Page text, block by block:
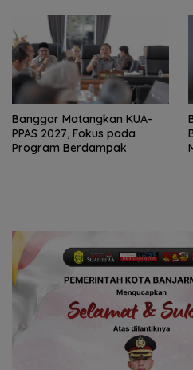
‎Banggar Matangkan KUA-
PPAS 2027, Fokus pada
Program Berdampak